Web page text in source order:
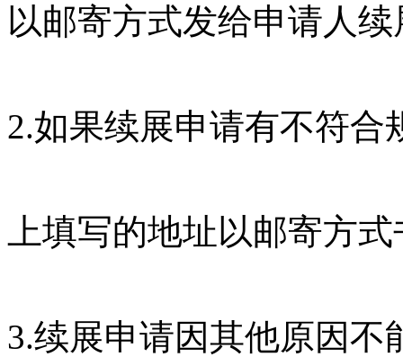
以邮寄方式发给申请人
2.如果续展申请有不符
上填写的地址以邮寄方
3.续展申请因其他原因